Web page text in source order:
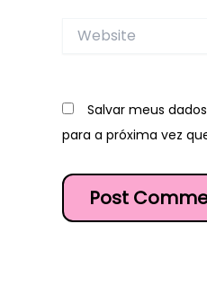
Website
Salvar meus
para a próxima vez